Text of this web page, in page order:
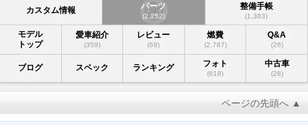
カスタム情報 パーツ
(2,252)
整備手帳
(1,383)
モデル
トップ
愛車紹介
(359)
レビュー
(69)
燃費
(2,787)
Q&A
(26)
ブログ スペック ランキング フォト
(618)
中古車
(28)
ページの先頭へ ▲